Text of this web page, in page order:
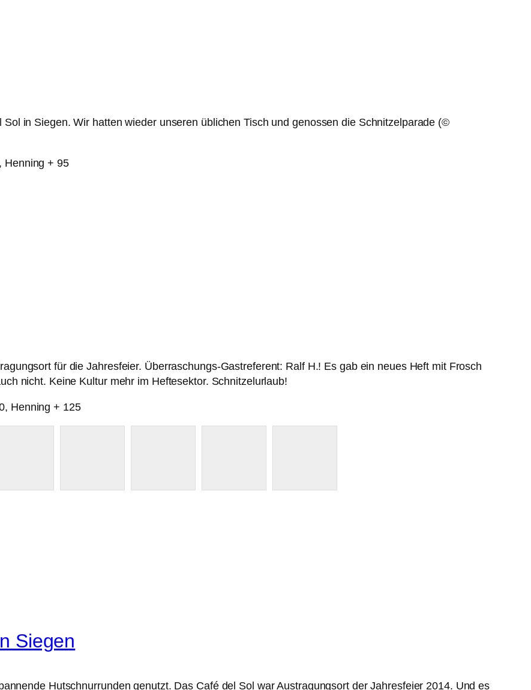
in Siegen. Wir hatten wieder unseren üblichen Tisch und genossen die Schnitzelparade (©
Henning + 95
für die Jahresfeier. Überraschungs-Gastreferent: Ralf H.! Es gab ein neues Heft mit Frosch
nicht. Keine Kultur mehr im Heftesektor. Schnitzelurlaub!
Henning + 125
Siegen
Hutschnurrunden genutzt. Das Café del Sol war Austragungsort der Jahresfeier 2014. Und es